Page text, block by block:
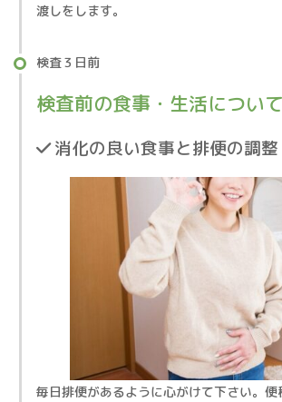
渡しをします。
検査３日前
検査前の食事・生活について
消化の良い食事と排便の調整
毎日排便があるように心がけて下さい。